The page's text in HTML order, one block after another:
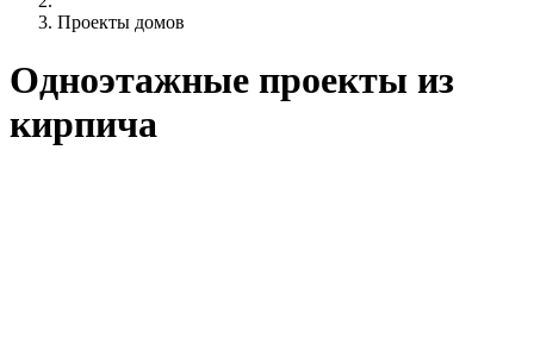
Проекты домов
Одноэтажные проекты из
кирпича